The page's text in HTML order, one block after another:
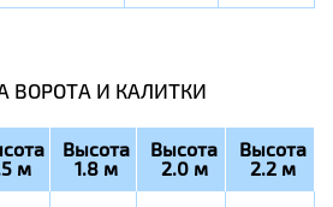
ВОРОТА И КАЛИТКИ
м
Высота
1.8 м
Высота
2.0 м
Высота
2.2 м